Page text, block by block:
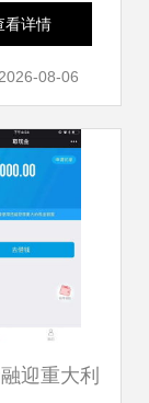
信息咨询
引领者
看详情
08-06
迎重大利